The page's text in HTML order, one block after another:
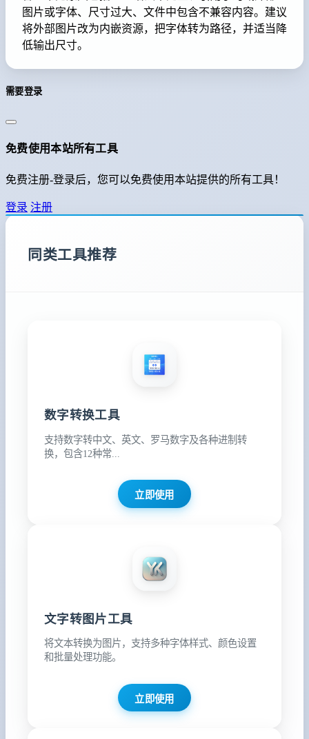
图片或字体、尺寸过大、文件中包含不兼容内容。建议
将外部图片改为内嵌资源，把字体转为路径，并适当降
低输出尺寸。
需要登录
免费使用本站所有工具
免费注册-登录后，您可以免费使用本站提供的所有工具！
登录 注册
同类工具推荐
数字转换工具
支持数字转中文、英文、罗马数字及各种进制转
换，包含12种常...
立即使用
文字转图片工具
将文本转换为图片，支持多种字体样式、颜色设置
和批量处理功能。
立即使用